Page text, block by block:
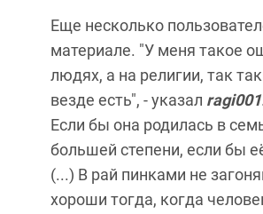
Еще несколько
материале. "У меня такое
людях, а на религии, так
везде есть", - указал
Если бы она родилась в
большей степени, если бы
(...) В рай пинками не
хороши тогда, когда